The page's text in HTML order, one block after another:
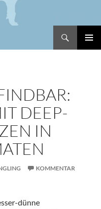
DEEP-
IN
KOMMENTAR
dünne